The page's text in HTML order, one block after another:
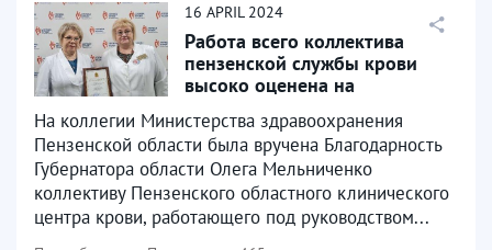
16 APRIL 2024
Работа всего коллектива
пензенской службы крови
высоко оценена на
На коллегии Министерства здравоохранения
Пензенской области была вручена Благодарность
Губернатора области Олега Мельниченко
коллективу Пензенского областного клинического
центра крови, работающего под руководством...